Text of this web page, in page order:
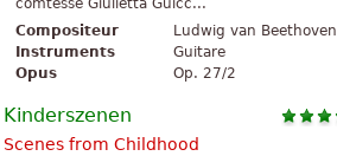
comtesse Giulietta Guicc...
Compositeur
Ludwig van Beethoven
Instruments
Guitare
Opus
Op. 27/2
Kinderszenen
Scenes from Childhood